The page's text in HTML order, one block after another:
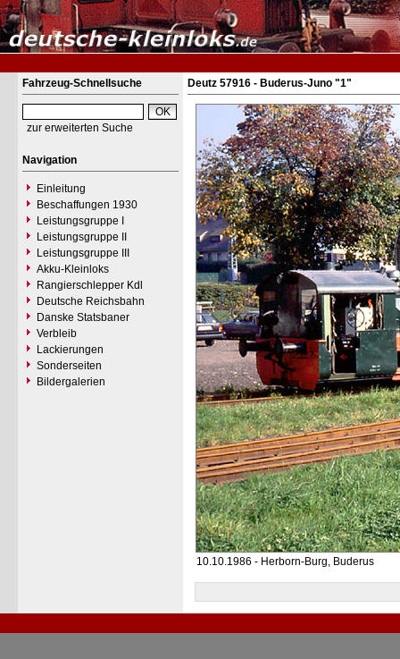
Fahrzeug-Schnellsuche
zur erweiterten Suche
Navigation
Einleitung
Beschaffungen 1930
Leistungsgruppe I
Leistungsgruppe II
Leistungsgruppe III
Akku-Kleinloks
Rangierschlepper Kdl
Deutsche Reichsbahn
Danske Statsbaner
Verbleib
Lackierungen
Sonderseiten
Bildergalerien
Deutz 57916 - Buderus-Juno "1"
10.10.1986 - Herborn-Burg, Buderus